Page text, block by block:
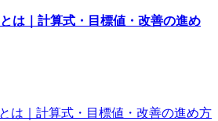
は｜計算式・目標値・改善の進め
は｜計算式・目標値・改善の進め方